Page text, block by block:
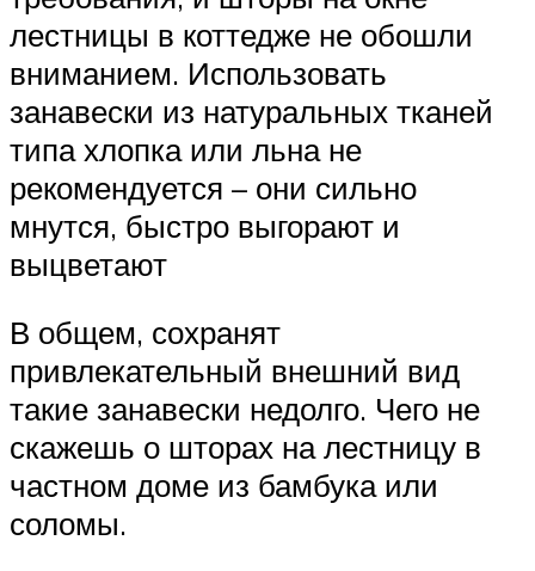
лестницы в коттедже не обошли
вниманием. Использовать
занавески из натуральных тканей
типа хлопка или льна не
рекомендуется – они сильно
мнутся, быстро выгорают и
выцветают
В общем, сохранят
привлекательный внешний вид
такие занавески недолго. Чего не
скажешь о шторах на лестницу в
частном доме из бамбука или
соломы.